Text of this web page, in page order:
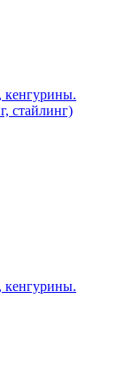
кенгурины.
стайлинг)
кенгурины.